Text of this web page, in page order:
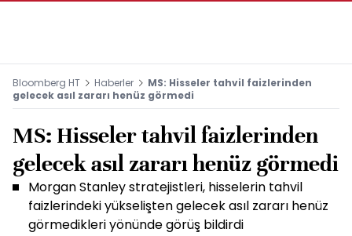
Bloomberg HT Haberler
MS: Hisseler tahvil faizlerinden
gelecek asıl zararı henüz görmedi
MS: Hisseler tahvil faizlerinden
gelecek asıl zararı henüz görmedi
Morgan Stanley stratejistleri, hisselerin tahvil
faizlerindeki yükselişten gelecek asıl zararı henüz
görmedikleri yönünde görüş bildirdi